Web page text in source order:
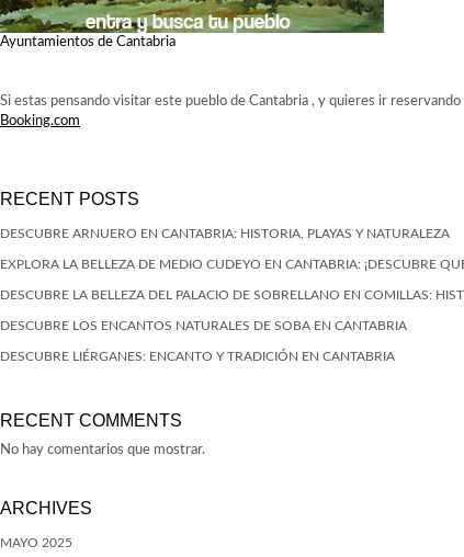
Ayuntamientos de Cantabria
Si estas pensando visitar este pueblo de Cantabria , y quieres ir
Booking.com
RECENT POSTS
DESCUBRE ARNUERO EN CANTABRIA: HISTORIA, PLAYAS Y NATURALEZA
EXPLORA LA BELLEZA DE MEDIO CUDEYO EN CANTABRIA: ¡DESCUBRE
DESCUBRE LA BELLEZA DEL PALACIO DE SOBRELLANO EN COMILLAS:
DESCUBRE LOS ENCANTOS NATURALES DE SOBA EN CANTABRIA
DESCUBRE LIÉRGANES: ENCANTO Y TRADICIÓN EN CANTABRIA
RECENT COMMENTS
No hay comentarios que mostrar.
ARCHIVES
MAYO 2025